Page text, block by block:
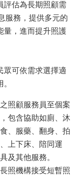
評估為長期照顧需
服務，提供多元的
量，進而提升照護
眾可依需求選擇適
照顧服務員至個案
包含協助如廁、沐
、服藥、翻身、拍
上下床、陪同運
及其他服務。
照機構接受短暫照